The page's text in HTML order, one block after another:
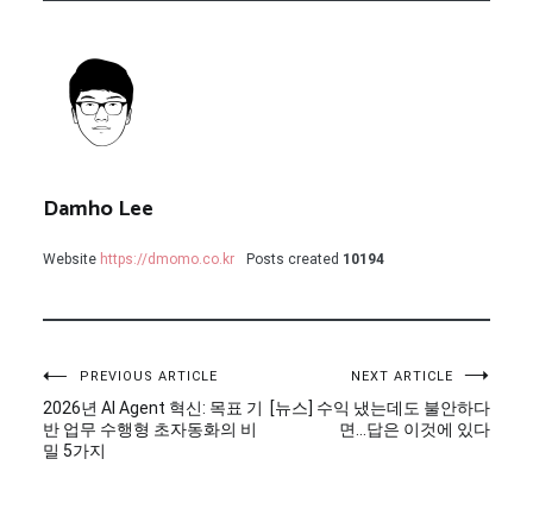
Damho Lee
Website https://dmomo.co.kr Posts created 10194
글
탐
색
PREVIOUS ARTICLE
2026년 AI Agent 혁신: 목표 기
반 업무 수행형 초자동화의 비
밀 5가지
NEXT ARTICLE
[뉴스] 수익 냈는데도 불안하다
면…답은 이것에 있다